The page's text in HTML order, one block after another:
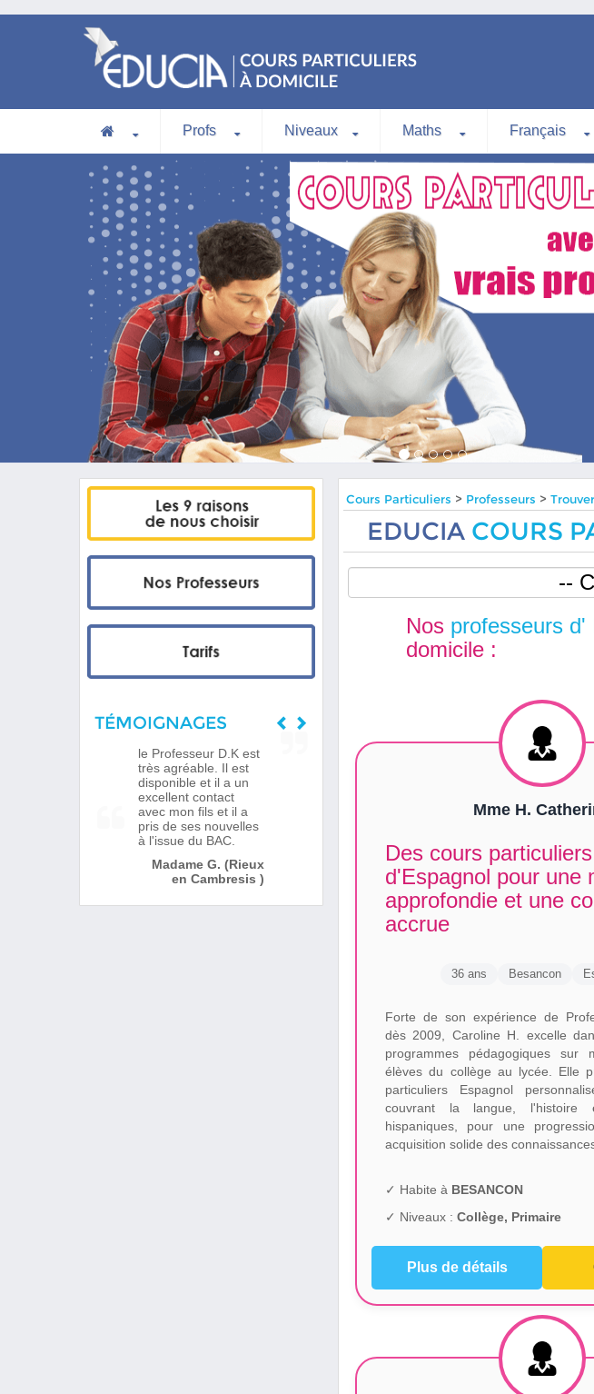
Profs Niveaux Maths Français
TÉMOIGNAGES
le Professeur D.K est
très agréable. Il est
disponible et il a un
excellent contact
avec mon fils et il a
pris de ses nouvelles
à l'issue du BAC.
Madame G. (Rieux
en Cambresis )
Cours Particuliers > Professeurs >
EDUCIA COURS
Nos professeurs d'
domicile :
Mme H.
Des cours particuliers
d'Espagnol pour une
approfondie et une
accrue
36 ans Besancon
Forte de son expérience de
dès 2009, Caroline H. excelle
programmes pédagogiques sur
élèves du collège au lycée. Elle
particuliers Espagnol
couvrant la langue, l'histoire
hispaniques, pour une
acquisition solide des
✓ Habite à BESANCON
✓ Niveaux :Collège, Primaire
Plus de détails